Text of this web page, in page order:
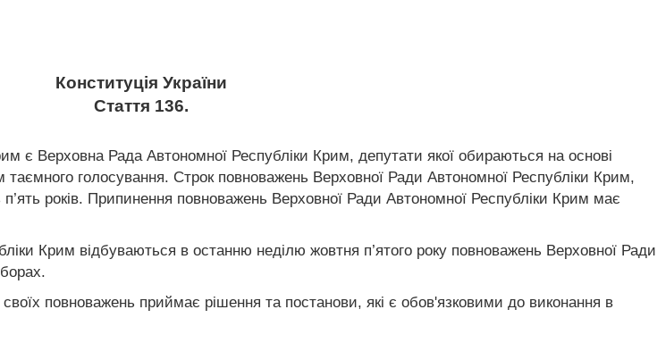
Конституція України
Стаття 136.
є Верховна Рада Автономної Республіки Крим, депутати якої обираються на основі
таємного голосування. Строк повноважень Верховної Ради Автономної Республіки Крим,
років. Припинення повноважень Верховної Ради Автономної Республіки Крим має
Крим відбуваються в останню неділю жовтня п’ятого року повноважень Верховної Ради
повноважень приймає рішення та постанови, які є обов'язковими до виконання в